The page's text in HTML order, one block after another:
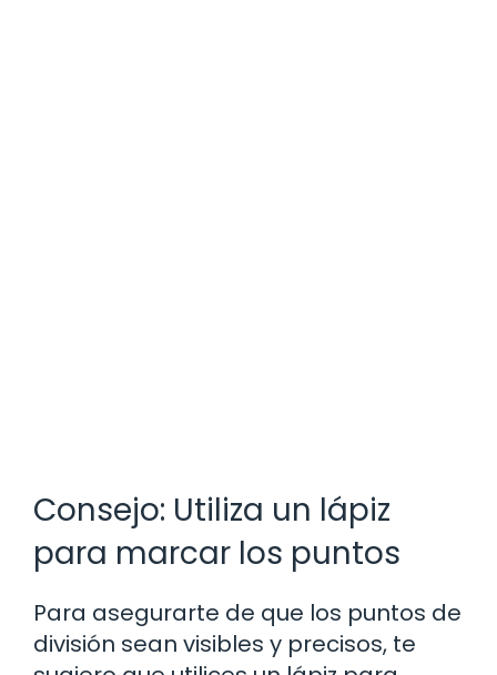
Consejo: Utiliza un lápiz
para marcar los puntos
Para asegurarte de que los puntos de
división sean visibles y precisos, te